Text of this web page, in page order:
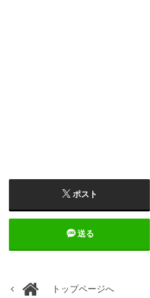
ポスト
送る
トップページへ